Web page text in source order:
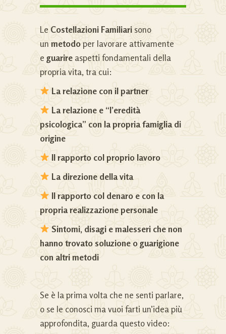
Le Costellazioni Familiari sono
un metodoper lavorare attivamente
e guarire aspetti fondamentali della
propria vita, tra cui:
La relazione con il partner
La relazione e “l’eredità
psicologica” con la propria famiglia di
origine
Il rapporto col proprio lavoro
La direzione della vita
Il rapporto col denaro e con la
propria realizzazione personale
Sintomi, disagi e malesseri che non
hanno trovato soluzione o guarigione
con altri metodi
Se è la prima volta che ne senti parlare,
o se le conosci ma vuoi farti un’idea più
approfondita, guarda questo video: